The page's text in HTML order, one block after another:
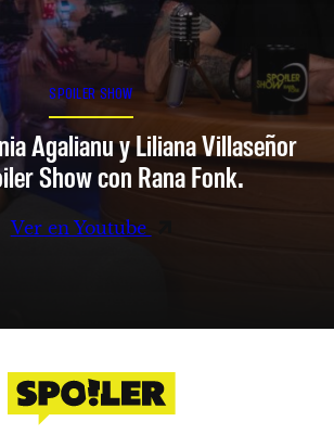
SPOILER SHOW
Agalianu y Liliana Villaseñor
Show con Rana Fonk.
Ver en Youtube